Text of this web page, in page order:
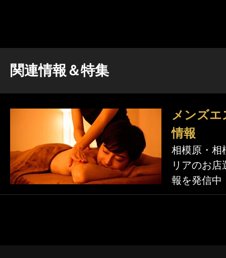
関連情報＆特集
メンズ
情報
相模原・相
リアのお
報を発信中